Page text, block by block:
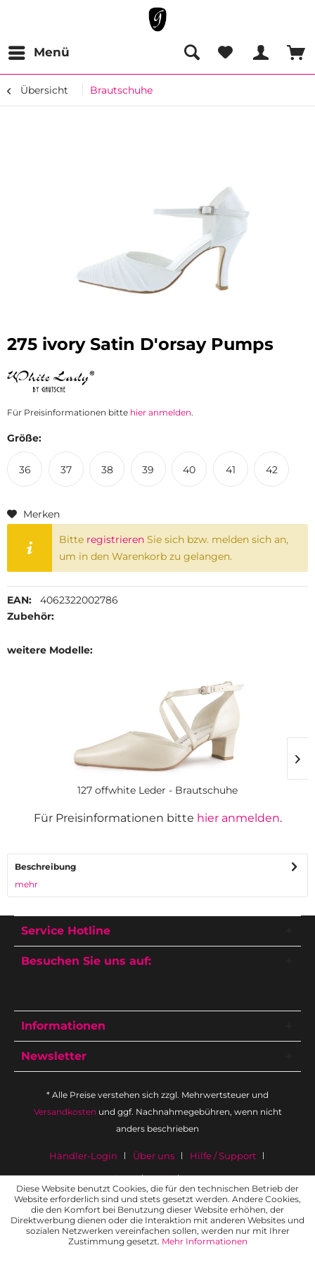
Menü
Übersicht Brautschuhe
275 ivory Satin D'orsay Pumps
Für Preisinformationen bitte hier anmelden.
Größe:
36 37 38 39 40 41 42
Merken
Bitte registrieren Sie sich bzw. melden sich an,
um in den Warenkorb zu gelangen.
EAN:
4062322002786
Zubehör:
weitere Modelle:
127 offwhite Leder - Brautschuhe
Für Preisinformationen bitte hier anmelden.
Beschreibung
mehr
Service Hotline
Besuchen Sie uns auf:
Informationen
Newsletter
* Alle Preise verstehen sich zzgl. Mehrwertsteuer und
Versandkosten und ggf. Nachnahmegebühren, wenn nicht
anders beschrieben
Händler-Login Über uns
Hilfe / Support
Datenschutz
AGB Impressum
Diese Website benutzt Cookies, die für den technischen Betrieb der
Website erforderlich sind und stets gesetzt werden. Andere Cookies,
die den Komfort bei Benutzung dieser Website erhöhen, der
Direktwerbung dienen oder die Interaktion mit anderen Websites und
sozialen Netzwerken vereinfachen sollen, werden nur mit Ihrer
Zustimmung gesetzt. Mehr Informationen